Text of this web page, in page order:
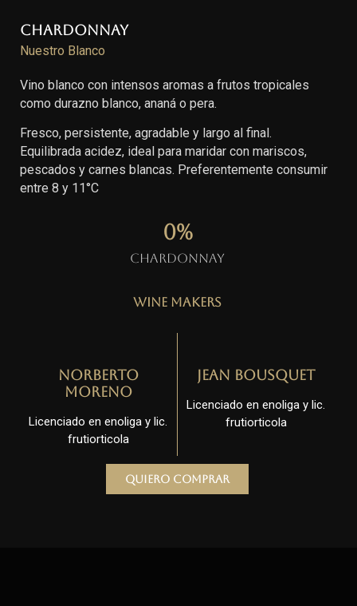
Chardonnay
Nuestro Blanco
Vino blanco con intensos aromas a frutos tropicales
como durazno blanco, ananá o pera.
Fresco, persistente, agradable y largo al final.
Equilibrada acidez, ideal para maridar con mariscos,
pescados y carnes blancas. Preferentemente consumir
entre 8 y 11°C
Chardonnay
0%
Wine Makers
Norberto
Moreno
Licenciado en enoliga y lic.
frutiorticola
Jean Bousquet
Licenciado en enoliga y lic.
frutiorticola
Quiero comprar